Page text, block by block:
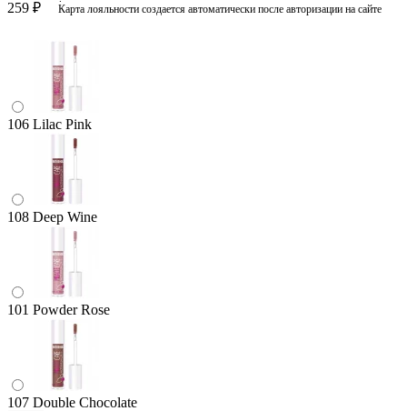
259 ₽
Карта лояльности создается автоматически после авторизации на сайте
106 Lilac Pink
108 Deep Wine
101 Powder Rose
107 Double Chocolate